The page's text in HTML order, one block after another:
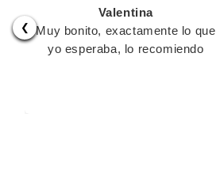
❮
Valentina
Muy bonito, exactamente lo que
yo esperaba, lo recomiendo